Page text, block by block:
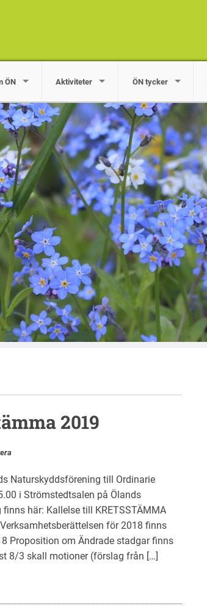
ÖN Aktiviteter ÖN tycker
2019
Naturskyddsförening till Ordinarie
i Strömstedtsalen på Ölands
här: Kallelse till KRETSSTÄMMA
för 2018 finns
Proposition om Ändrade stadgar finns
8/3 skall motioner (förslag från […]